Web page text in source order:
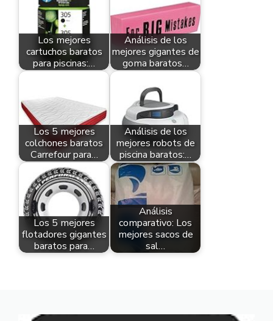
Los mejores
cartuchos baratos
para piscinas:…
Análisis de los
mejores gigantes de
goma baratos…
Los 5 mejores
colchones baratos
Carrefour para…
Análisis de los
mejores robots de
piscina baratos:…
Los 5 mejores
flotadores gigantes
baratos para…
Análisis
comparativo: Los
mejores sacos de
sal…